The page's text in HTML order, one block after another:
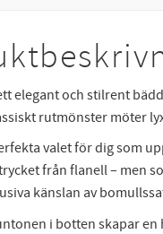
elegant och stilrent
rutmönster möter
valet för dig som
från flanell – men
känslan av
i botten skapar en